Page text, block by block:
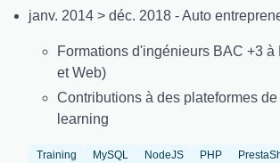
janv. 2014 > déc. 2018 - Auto
Formations d'ingénieurs BAC +3 à
et Web)
Contributions à des plateformes
learning
Training MySQL NodeJS PHP